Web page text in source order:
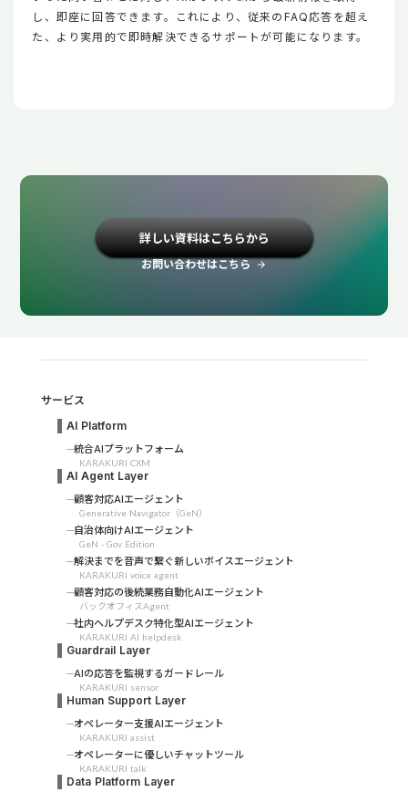
し、即座に回答できます。これにより、従来のFAQ応答を超え
た、より実用的で即時解決できるサポートが可能になります。
詳しい資料はこちらから
お問い合わせはこちら arrow_forward
サービス
AI Platform
統合AIプラットフォーム
KARAKURI CXM
AI Agent Layer
顧客対応AIエージェント
Generative Navigator（GeN）
自治体向けAIエージェント
GeN - Gov Edition
解決までを音声で繋ぐ新しいボイスエージェント
KARAKURI voice agent
顧客対応の後続業務自動化AIエージェント
バックオフィスAgent
社内ヘルプデスク特化型AIエージェント
KARAKURI AI helpdesk
Guardrail Layer
AIの応答を監視するガードレール
KARAKURI sensor
Human Support Layer
オペレーター支援AIエージェント
KARAKURI assist
オペレーターに優しいチャットツール
KARAKURI talk
Data Platform Layer